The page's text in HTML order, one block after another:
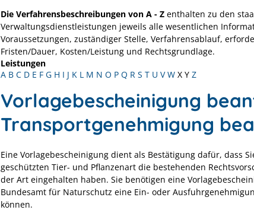
Die Verfahrensbeschreibungen von A - Z enthalten zu den
Verwaltungsdienstleistungen jeweils alle wesentlichen
Voraussetzungen, zuständiger Stelle, Verfahrensablauf,
Fristen/Dauer, Kosten/Leistung und Rechtsgrundlage.
Leistungen
A B C D E F G H I J K L M N O P Q R S T U V W X Y Z
Vorlagebescheinigung
Transportgenehmigung
Eine Vorlagebescheinigung dient als Bestätigung dafür, dass
geschützten Tier- und Pflanzenart die bestehenden
der Art eingehalten haben. Sie benötigen eine
Bundesamt für Naturschutz eine Ein- oder
können.